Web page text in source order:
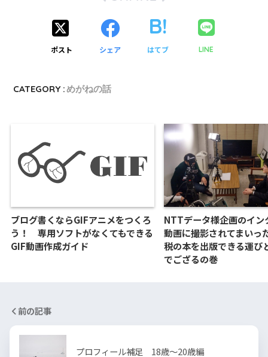
ポスト シェア はてブ LINE
CATEGORY :めがねの話
ブログ書くならGIFアニメをつくろ
う！ 専用ソフトがなくてもできる
GIF動画作成ガイド
NTTデータ様企画のイン
動画に撮影されてまいっ
税の本を出版できる運び
でござるの巻
前の記事
プロフィール補足 18歳～20歳編